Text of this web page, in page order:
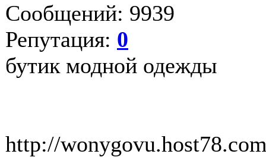
Сообщений: 9939
Репутация: 0
бутик модной одежды
http://